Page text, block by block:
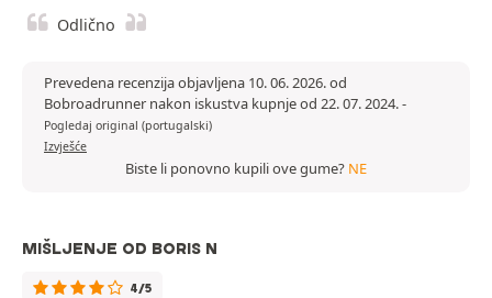
Odlično
Prevedena recenzija objavljena 10. 06. 2026. od
Bobroadrunner nakon iskustva kupnje od 22. 07. 2024.-
Pogledaj original (portugalski)
Izvješće
Biste li ponovno kupili ove gume? NE
MIŠLJENJE OD BORIS N
4/5